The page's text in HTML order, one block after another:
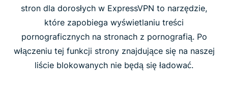
stron dla dorosłych w ExpressVPN to narzędzie,
które zapobiega wyświetlaniu treści
pornograficznych na stronach z pornografią. Po
włączeniu tej funkcji strony znajdujące się na naszej
liście blokowanych nie będą się ładować.